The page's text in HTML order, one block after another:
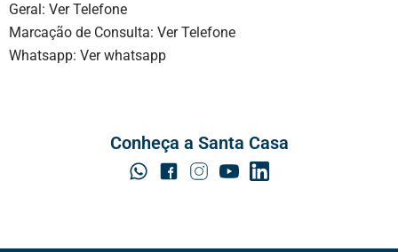
Geral: Ver Telefone
Marcação de Consulta: Ver Telefone
Whatsapp: Ver whatsapp
Conheça a Santa Casa